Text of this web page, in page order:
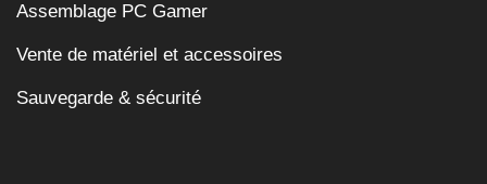
Assemblage PC Gamer
Vente de matériel et accessoires
Sauvegarde & sécurité